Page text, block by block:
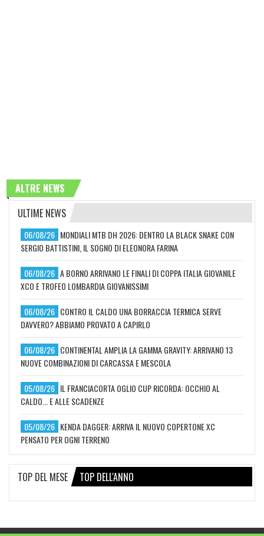
ALTRE NEWS
ULTIME NEWS
06/08/26 MONDIALI MTB DH 2026: DENTRO LA BLACK SNAKE CON
SERGIO BATTISTINI, IL SOGNO DI ELEONORA FARINA
06/08/26 A BORNO ARRIVANO LE FINALI DI COPPA ITALIA GIOVANILE
XCO E TROFEO LOMBARDIA GIOVANISSIMI
06/08/26 CONTRO IL CALDO UNA BORRACCIA TERMICA SERVE
DAVVERO? ABBIAMO PROVATO A CAPIRLO
06/08/26 CONTINENTAL AMPLIA LA GAMMA GRAVITY: ARRIVANO 13
NUOVE COMBINAZIONI DI CARCASSA E MESCOLA
05/08/26 IL FRANCIACORTA OGLIO CUP RICORDA: OCCHIO AL
CALDO... E ALLE SCADENZE
05/08/26 KENDA DAGGER: ARRIVA IL NUOVO COPERTONE XC
PENSATO PER OGNI TERRENO
TOP DEL MESE TOP DELL'ANNO